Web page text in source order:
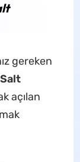
gereken
Salt
açılan